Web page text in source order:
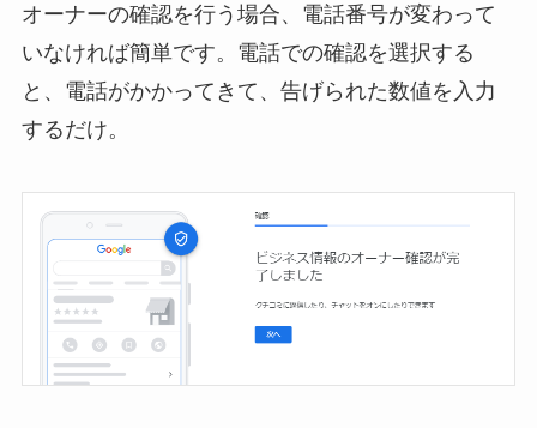
オーナーの確認を行う場合、電話番号が変わって
いなければ簡単です。電話での確認を選択する
と、電話がかかってきて、告げられた数値を入力
するだけ。